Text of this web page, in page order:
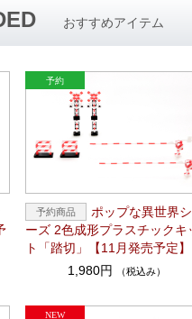
おすすめアイテム
ポップな異世界シ
ーズ 2色成形プラスチックキ
ト「踏切」【11月発売予定】
1,980円
（税込み）